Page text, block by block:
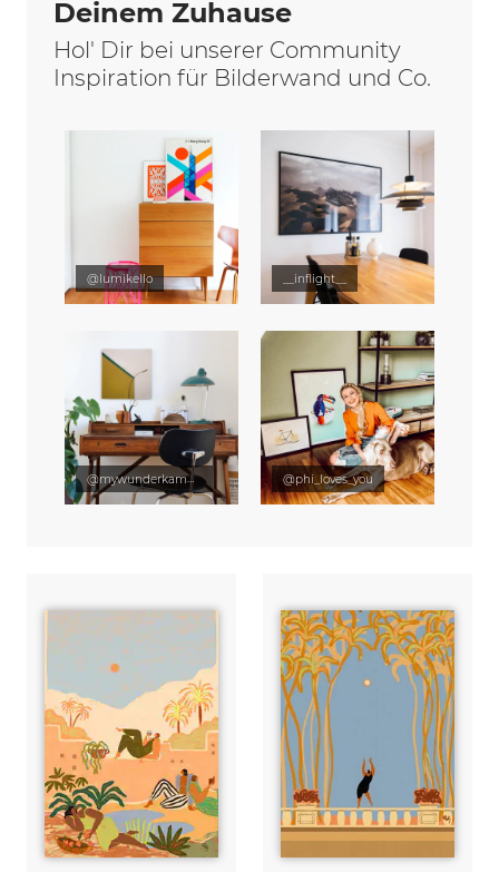
Deinem Zuhause
Hol' Dir bei unserer Community
Inspiration für Bilderwand und Co.
@lumikello __inflight__
@mywunderkammer @phi_loves_you